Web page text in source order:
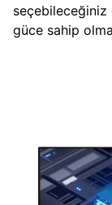
seçebileceğiniz
güce sahip